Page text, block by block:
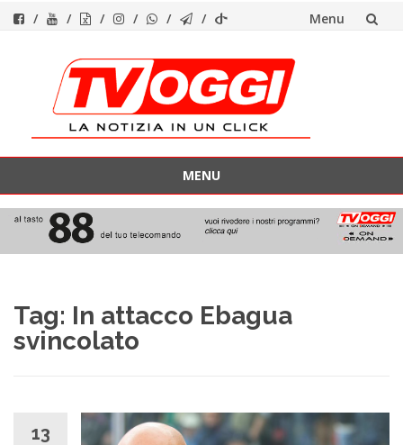
Menu
contenuto
MENU
contenuto
Tag: In attacco Ebagua
svincolato
13